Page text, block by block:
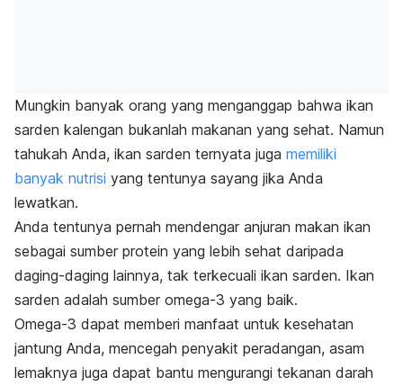
Mungkin banyak orang yang menganggap bahwa ikan
sarden kalengan bukanlah makanan yang sehat. Namun
tahukah Anda, ikan sarden ternyata juga memiliki
banyak nutrisi yang tentunya sayang jika Anda
lewatkan.
Anda tentunya pernah mendengar anjuran makan ikan
sebagai sumber protein yang lebih sehat daripada
daging-daging lainnya, tak terkecuali ikan sarden. Ikan
sarden adalah sumber omega-3 yang baik.
Omega-3 dapat memberi manfaat untuk kesehatan
jantung Anda, mencegah penyakit peradangan, asam
lemaknya juga dapat bantu mengurangi tekanan darah